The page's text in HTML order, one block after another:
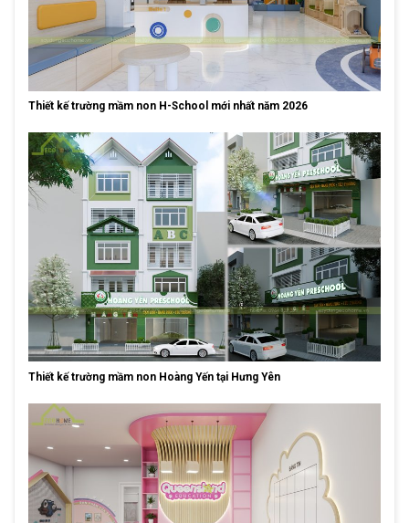
Thiết kế trường mầm non H-School mới nhất năm 2026
Thiết kế trường mầm non Hoàng Yến tại Hưng Yên